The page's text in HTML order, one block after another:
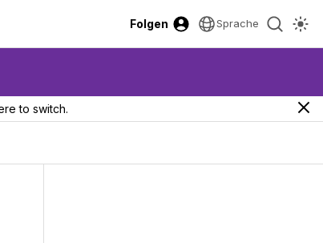
Folgen Sprache
to switch.